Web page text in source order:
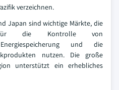
verzeichnen.
Japan sind wichtige Märkte, die
für die Kontrolle von
Energiespeicherung und die
nutzen. Die große
unterstützt ein erhebliches